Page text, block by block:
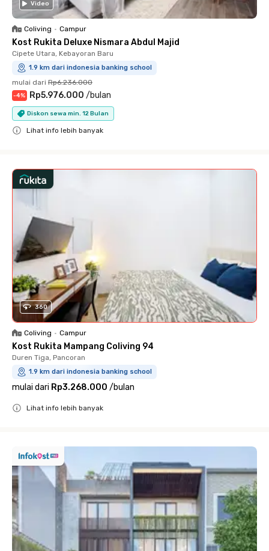
Video
Coliving • Campur
Kost Rukita Deluxe Nismara Abdul Majid
Cipete Utara, Kebayoran Baru
1.9 km dari indonesia banking school
mulai dari Rp6.236.000
-4% Rp5.976.000 /bulan
Diskon sewa min. 12 Bulan
Lihat info lebih banyak
360
Coliving • Campur
Kost Rukita Mampang Coliving 94
Duren Tiga, Pancoran
1.9 km dari indonesia banking school
mulai dari Rp3.268.000 /bulan
Lihat info lebih banyak